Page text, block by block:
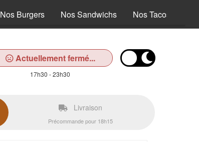
Nos Burgers Nos Sandwichs Nos Tacos
Actuellement fermé...
17h30 - 23h30
Livraison
Précommande pour 18h15